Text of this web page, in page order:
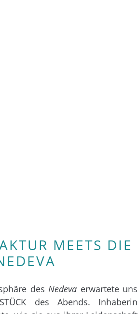
MEETS DIE
des Nedeva erwartete uns
des Abends. Inhaberin